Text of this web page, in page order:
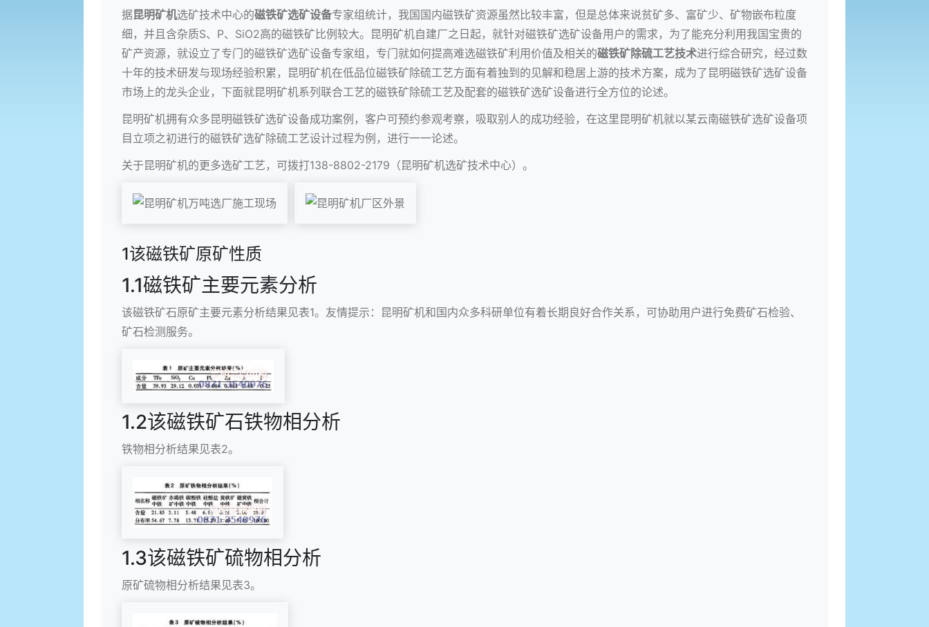
据昆明矿机选矿技术中心的磁铁矿选矿设备专家组统计，我国国内磁铁矿资源虽然比较丰富，但是总体来说贫矿多、富矿少、矿物嵌布粒度
细，并且含杂质S、P、SiO2高的磁铁矿比例较大。昆明矿机自建厂之日起，就针对磁铁矿选矿设备用户的需求，为了能充分利用我国宝贵的
矿产资源，就设立了专门的磁铁矿选矿设备专家组，专门就如何提高难选磁铁矿利用价值及相关的磁铁矿除硫工艺技术进行综合研究，经过数
十年的技术研发与现场经验积累，昆明矿机在低品位磁铁矿除硫工艺方面有着独到的见解和稳居上游的技术方案，成为了昆明磁铁矿选矿设备
市场上的龙头企业，下面就昆明矿机系列联合工艺的磁铁矿除硫工艺及配套的磁铁矿选矿设备进行全方位的论述。
昆明矿机拥有众多昆明磁铁矿选矿设备成功案例，客户可预约参观考察，吸取别人的成功经验，在这里昆明矿机就以某云南磁铁矿选矿设备项
目立项之初进行的磁铁矿选矿除硫工艺设计过程为例，进行一一论述。
关于昆明矿机的更多选矿工艺，可拨打138-8802-2179（昆明矿机选矿技术中心）。
1该磁铁矿原矿性质
1.1磁铁矿主要元素分析
该磁铁矿石原矿主要元素分析结果见表1。友情提示：昆明矿机和国内众多科研单位有着长期良好合作关系，可协助用户进行免费矿石检验、
矿石检测服务。
1.2该磁铁矿石铁物相分析
铁物相分析结果见表2。
1.3该磁铁矿硫物相分析
原矿硫物相分析结果见表3。